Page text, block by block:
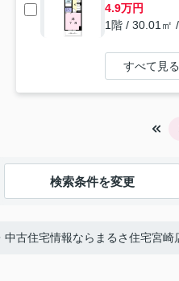
4.9万円
1階 / 30.01㎡
すべて見
検索条件を変更
古住宅情報ならまるさ住宅宮崎